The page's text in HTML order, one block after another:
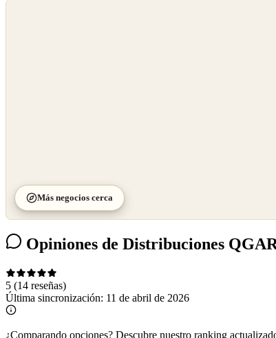
Más negocios cerca
Opiniones de Distribuciones
5 (14 reseñas)
Última sincronización: 11 de abril de 2026
¿Comparando opciones? Descubre nuestro ranking